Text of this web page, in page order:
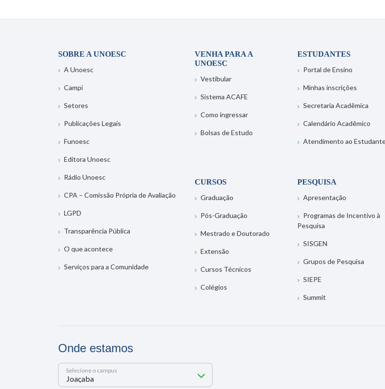
SOBRE A UNOESC
A Unoesc
Campi
Setores
Publicações Legais
Funoesc
Editora Unoesc
Rádio Unoesc
CPA – Comissão Própria de Avaliação
LGPD
Transparência Pública
O que acontece
Serviços para a Comunidade
VENHA PARA A
UNOESC
Vestibular
Sistema ACAFE
Como ingressar
Bolsas de Estudo
ESTUDANTES
Portal de Ensino
Minhas inscrições
Secretaria Acadêmica
Calendário Acadêmico
Atendimento ao
CURSOS
Graduação
Pós-Graduação
Mestrado e Doutorado
Extensão
Cursos Técnicos
Colégios
PESQUISA
Apresentação
Programas de Incentivo à
Pesquisa
SISGEN
Grupos de Pesquisa
SIEPE
Summit
Onde estamos
Selecione o campus